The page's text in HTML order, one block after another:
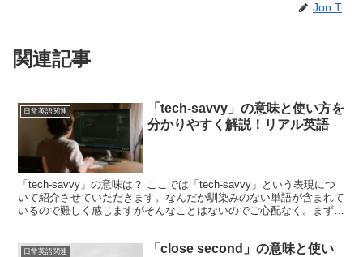
Jon T
関連記事
日常英語関連
「tech-savvy」の意味と使い方を
分かりやすく解説！リアル英語
「tech-savvy」の意味は？ ここでは「tech-savvy」という表現につ
いて紹介させていただきます。なんだか馴染みのない単語が含まれて
いるので難しく感じますがそんなことはないのでご心配なく。まず、
日常英語関連
「close second」の意味と使い